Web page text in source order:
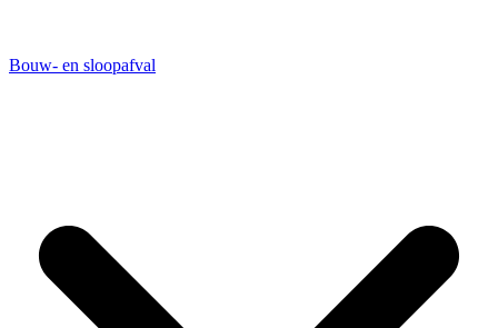
Bouw- en sloopafval